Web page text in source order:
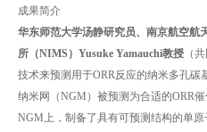
成果简介
华东师范大学汤静研究员、南京航空航
所（NIMS）Yusuke Yamauchi教授 （
技术来预测用于ORR反应的纳米多孔
纳米网（NGM）被预测为合适的ORR
NGM上，制备了具有可预测结构的单原